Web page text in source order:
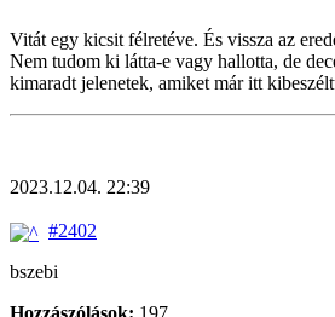
Vitát egy kicsit félretéve. És vissza az
Nem tudom ki látta-e vagy hallotta, de
kimaradt jelenetek, amiket már itt
2023.12.04. 22:39
#2402
bszebi
Hozzászólások: 197